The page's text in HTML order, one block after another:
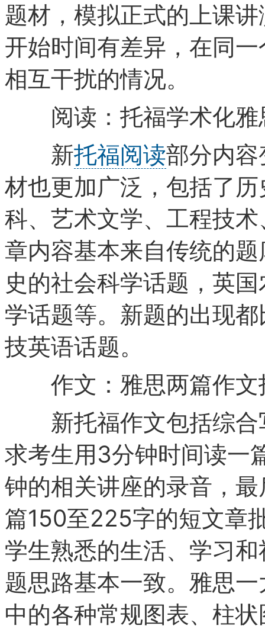
题材，模拟正式的上课
开始时间有差异，在同
相互干扰的情况。
阅读：托福学术化雅
新托福阅读部分内
材也更加广泛，包括了
科、艺术文学、工程技
章内容基本来自传统的
史的社会科学话题，英
学话题等。新题的出现
技英语话题。
作文：雅思两篇作文
新托福作文包括综合
求考生用3分钟时间读一
钟的相关讲座的录音，
篇150至225字的短文章
学生熟悉的生活、学习
题思路基本一致。雅思
中的各种常规图表、柱